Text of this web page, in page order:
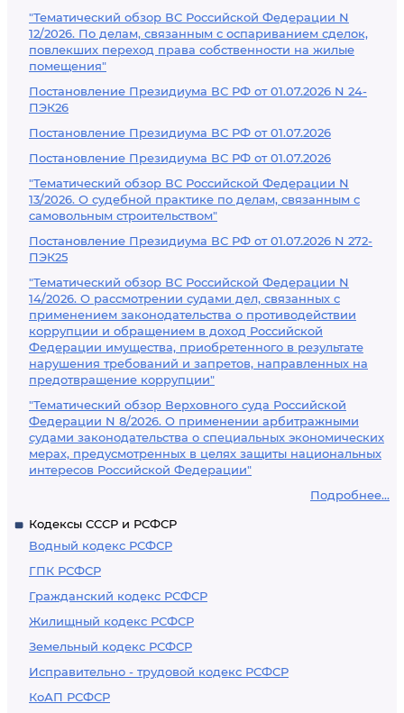
"Тематический обзор ВС Российской Федерации N
12/2026. По делам, связанным с оспариванием сделок,
повлекших переход права собственности на жилые
помещения"
Постановление Президиума ВС РФ от 01.07.2026 N 24-
ПЭК26
Постановление Президиума ВС РФ от 01.07.2026
Постановление Президиума ВС РФ от 01.07.2026
"Тематический обзор ВС Российской Федерации N
13/2026. О судебной практике по делам, связанным с
самовольным строительством"
Постановление Президиума ВС РФ от 01.07.2026 N 272-
ПЭК25
"Тематический обзор ВС Российской Федерации N
14/2026. О рассмотрении судами дел, связанных с
применением законодательства о противодействии
коррупции и обращением в доход Российской
Федерации имущества, приобретенного в результате
нарушения требований и запретов, направленных на
предотвращение коррупции"
"Тематический обзор Верховного суда Российской
Федерации N 8/2026. О применении арбитражными
судами законодательства о специальных экономических
мерах, предусмотренных в целях защиты национальных
интересов Российской Федерации"
Подробнее...
Кодексы СССР и РСФСР
Водный кодекс РСФСР
ГПК РСФСР
Гражданский кодекс РСФСР
Жилищный кодекс РСФСР
Земельный кодекс РСФСР
Исправительно - трудовой кодекс РСФСР
КоАП РСФСР